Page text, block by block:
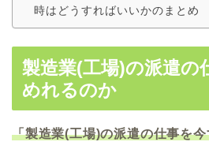
時はどうすればいいかのまとめ
製造業(工場)の派遣の
めれるのか
「製造業(工場)の派遣の仕事を